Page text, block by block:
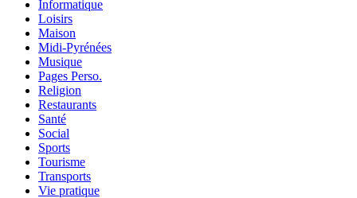
Informatique
Loisirs
Maison
Midi-Pyrénées
Musique
Pages Perso.
Religion
Restaurants
Santé
Social
Sports
Tourisme
Transports
Vie pratique